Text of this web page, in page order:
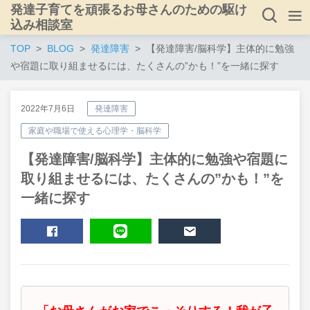
発達子育てを頑張るお母さんのための駆け
込み相談室
TOP BLOG 発達障害
【発達障害/脳科学】主体的に勉強
や宿題に取り組ませるには、たくさんの”かも！”を一緒に探す
2022年7月6日 発達障害
家庭や職場で使える心理学・脳科学
【発達障害/脳科学】主体的に勉強や宿題に
取り組ませるには、たくさんの”かも！”を
一緒に探す